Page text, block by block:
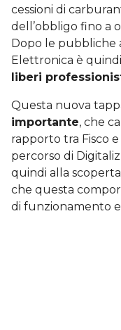
cessioni di
dell’obbligo fino a
Dopo le pubbliche
Elettronica è
liberi
Questa nuova
importante, che
rapporto tra Fisco
percorso di
quindi alla
che questa
di funzionamento